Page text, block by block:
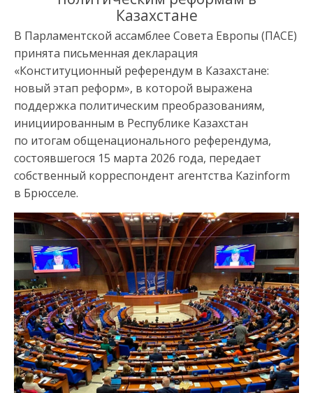
Казахстане
В Парламентской ассамблее Совета Европы (ПАСЕ)
принята письменная декларация
«Конституционный референдум в Казахстане:
новый этап реформ», в которой выражена
поддержка политическим преобразованиям,
инициированным в Республике Казахстан
по итогам общенационального референдума,
состоявшегося 15 марта 2026 года, передает
собственный корреспондент агентства Kazinform
в Брюсселе.